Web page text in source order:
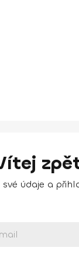
své údaje a